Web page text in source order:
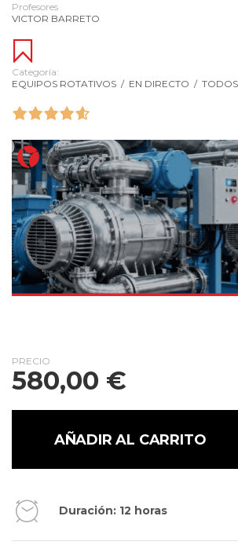
Profesores
VICTOR BARRETO
Categoría:
EQUIPOS ROTATIVOS / EN DIRECTO / TODOS
PRECIO
580,00 €
AÑADIR AL CARRITO
Duración: 12 horas